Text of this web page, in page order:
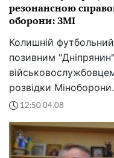
резонансною
оборони: ЗМІ
Колишній
позивним
розвідки Міноборони.
12:50 04.08